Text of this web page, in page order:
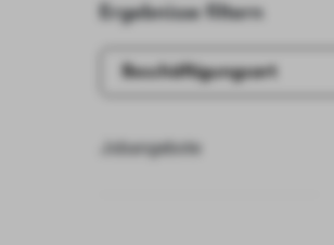
Ergebnisse filtern
Beschäftigungsart
Jobangebote